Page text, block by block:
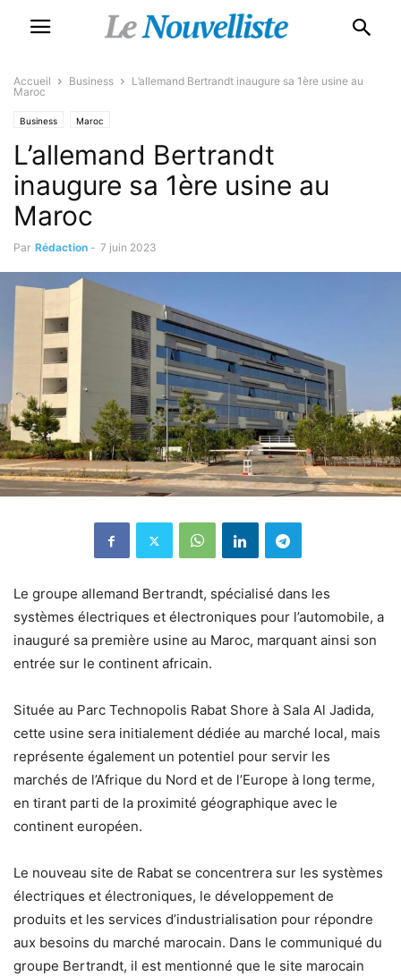
Accueil Business
L’allemand Bertrandt inaugure sa 1ère usine au
Maroc
Business Maroc
L’allemand Bertrandt
inaugure sa 1ère usine au
Maroc
Par Rédaction - 7 juin 2023
Le groupe allemand Bertrandt, spécialisé dans les
systèmes électriques et électroniques pour l’automobile, a
inauguré sa première usine au Maroc, marquant ainsi son
entrée sur le continent africain.
Située au Parc Technopolis Rabat Shore à Sala Al Jadida,
cette usine sera initialement dédiée au marché local, mais
représente également un potentiel pour servir les
marchés de l’Afrique du Nord et de l’Europe à long terme,
en tirant parti de la proximité géographique avec le
continent européen.
Le nouveau site de Rabat se concentrera sur les systèmes
électriques et électroniques, le développement de
produits et les services d’industrialisation pour répondre
aux besoins du marché marocain. Dans le communiqué du
groupe Bertrandt, il est mentionné que le site marocain